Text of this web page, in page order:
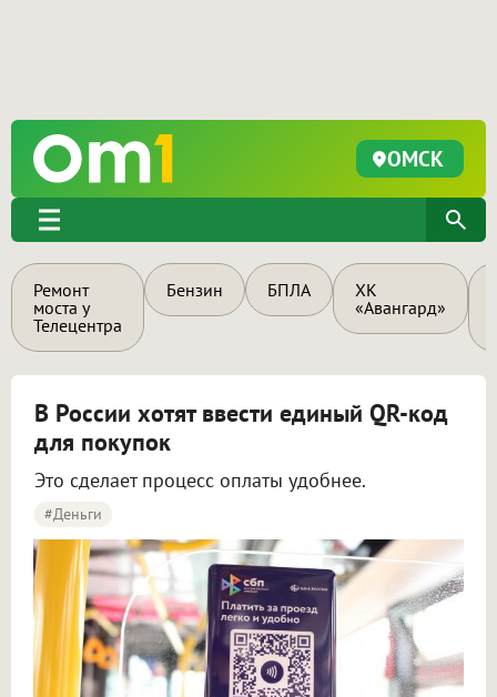
ОМСК
Ремонт
моста у
Телецентра
Бензин БПЛА
ХК
«Авангард»
В России хотят ввести единый QR-код
для покупок
Это сделает процесс оплаты удобнее.
#деньги